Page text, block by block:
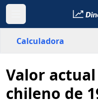
Calculadora
Chile
País
Valor
chileno de